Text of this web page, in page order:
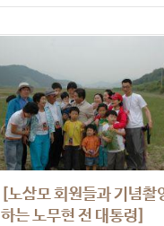
[노삼모 회원들과 기념촬
하는 노무현 전 대통령]